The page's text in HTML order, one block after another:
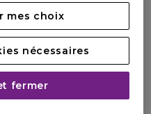
mes choix
nécessaires
fermer